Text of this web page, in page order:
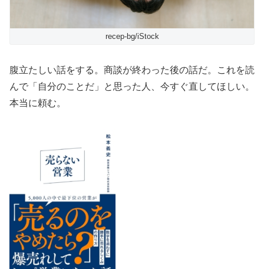
recep-bg/iStock
腹立たしい話をする。商談が終わった後の話だ。これを読
んで「自分のことだ」と思った人、今すぐ直してほしい。
本当に頼む。